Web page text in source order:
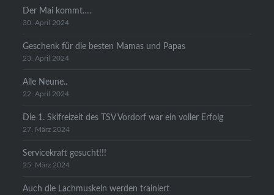
Der Mai kommt….
30. April 2024
Geschenk für die besten Mamas und Papas
23. April 2024
Alle Neune..
22. April 2024
Die 1. Skifreizeit des TSV Vordorf war ein voller Erfolg
27. März 2024
Servicekraft gesucht!!!
25. März 2024
Auch die Lachmuskeln werden trainiert